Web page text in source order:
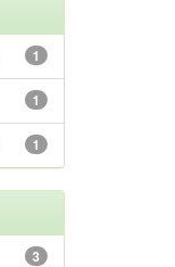
1
1
1
3